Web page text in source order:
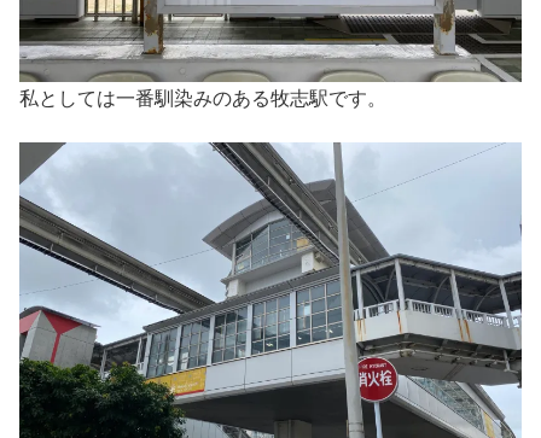
私としては一番馴染みのある牧志駅です。